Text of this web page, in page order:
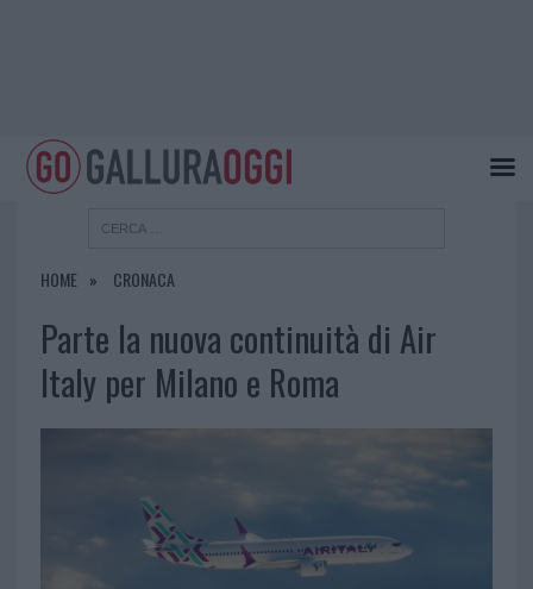
HOME CRONACA
Parte la nuova continuità di Air
Italy per Milano e Roma